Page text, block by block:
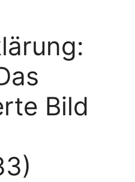
Bild